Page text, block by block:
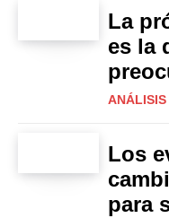
La
es la
ANÁLISIS
Los
para